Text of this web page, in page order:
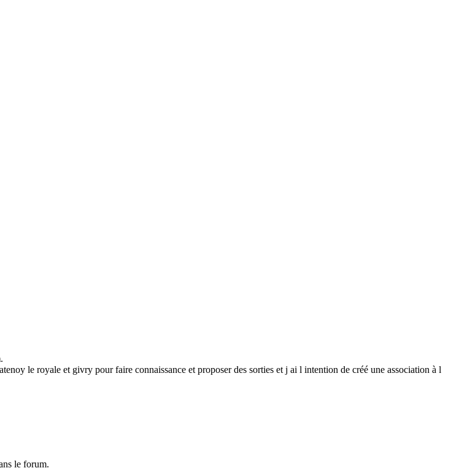
le royale et givry pour faire connaissance et proposer des sorties et j ai l intention de créé une association à l
le forum.